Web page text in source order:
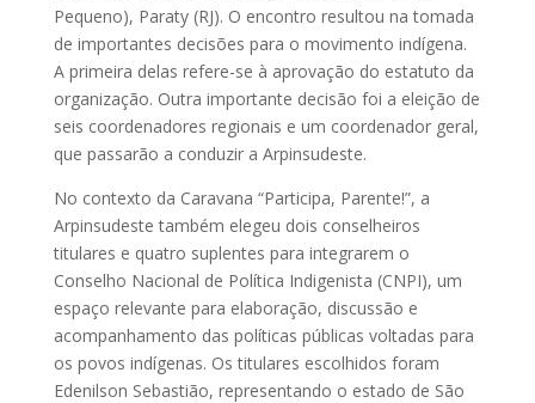
Pequeno), Paraty (RJ). O encontro resultou na tomada
de importantes decisões para o movimento indígena.
A primeira delas refere-se à aprovação do estatuto da
organização. Outra importante decisão foi a eleição de
seis coordenadores regionais e um coordenador geral,
que passarão a conduzir a Arpinsudeste.
No contexto da Caravana “Participa, Parente!”, a
Arpinsudeste também elegeu dois conselheiros
titulares e quatro suplentes para integrarem o
Conselho Nacional de Política Indigenista (CNPI), um
espaço relevante para elaboração, discussão e
acompanhamento das políticas públicas voltadas para
os povos indígenas. Os titulares escolhidos foram
Edenilson Sebastião, representando o estado de São